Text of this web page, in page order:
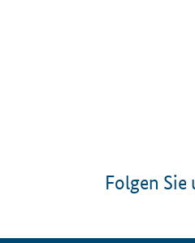
Folgen Sie